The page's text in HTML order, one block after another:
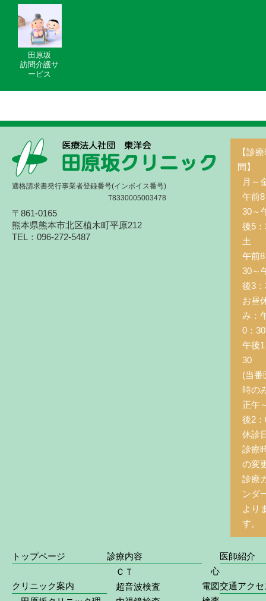
田原坂
訪問介護サ
ービス
適格請求書発行事業者登録番号(インボイス番号)
T8330005003478
〒861-0165
熊本県熊本市北区植木町平原212
TEL：096-272-5487
【診
間】
月～
午前
30～
後5
土
午前
30～
後3
お昼
み：
0：
午後
30
(当番
時の
正午
後2
休診
診療
の変
診療
ンダ
より
す。
トップページ
クリニック案内
診療内容
ＣＴ
超音波検査
心
電図
医師紹介
交通アクセ